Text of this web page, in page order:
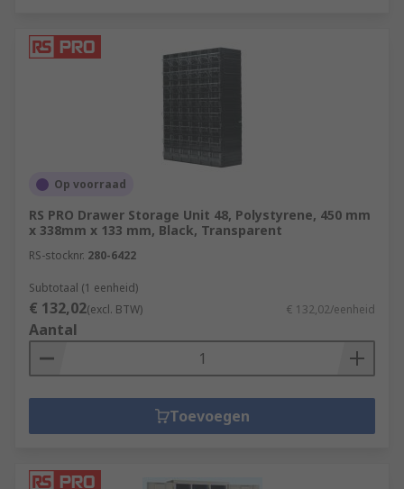
Op voorraad
RS PRO Drawer Storage Unit 48, Polystyrene, 450 mm
x 338mm x 133 mm, Black, Transparent
RS-stocknr. 280-6422
Subtotaal (1 eenheid)
€ 132,02(excl. BTW) € 132,02/eenheid
Aantal
Toevoegen